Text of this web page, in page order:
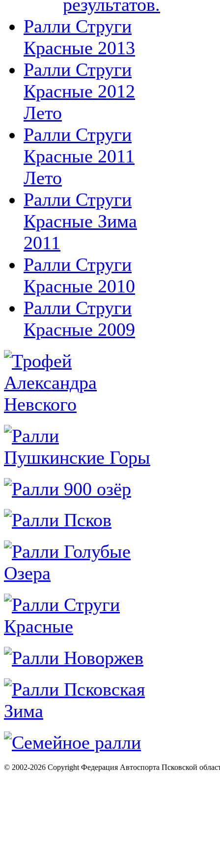
результатов.
Ралли Струги
Красные 2013
Ралли Струги
Красные 2012
Лето
Ралли Струги
Красные 2011
Лето
Ралли Струги
Красные Зима
2011
Ралли Струги
Красные 2010
Ралли Струги
Красные 2009
© 2002-2026 Copyright Федерация Автоспорта Псковской